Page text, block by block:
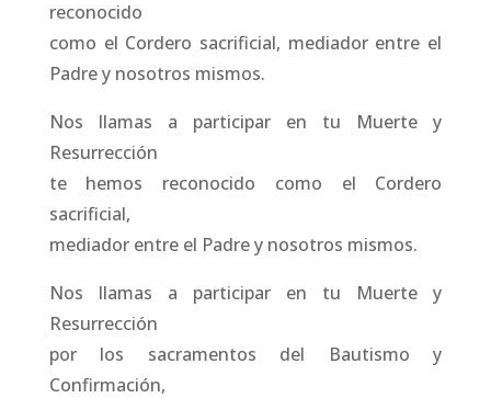
reconocido
como el Cordero sacrificial, mediador entre el
Padre y nosotros mismos.
Nos llamas a participar en tu Muerte y
Resurrección
te hemos reconocido como el Cordero
sacrificial,
mediador entre el Padre y nosotros mismos.
Nos llamas a participar en tu Muerte y
Resurrección
por los sacramentos del Bautismo y
Confirmación,